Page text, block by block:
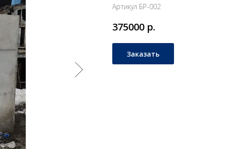
Артикул БР-002
375000 р.
Заказать